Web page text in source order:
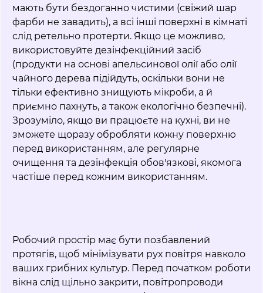
мають бути бездоганно чистими (свіжий шар
фарби не завадить), а всі інші поверхні в кімнаті
слід ретельно протерти. Якщо це можливо,
використовуйте дезінфекційний засіб
(продукти на основі апельсинової олії або олії
чайного дерева підійдуть, оскільки вони не
тільки ефективно знищують мікроби, а й
приємно пахнуть, а також екологічно безпечні).
Зрозуміло, якщо ви працюєте на кухні, ви не
зможете щоразу обробляти кожну поверхню
перед використанням, але регулярне
очищення та дезінфекція обов'язкові, якомога
частіше перед кожним використанням.
Робочий простір має бути позбавлений
протягів, щоб мінімізувати рух повітря навколо
ваших грибних культур. Перед початком роботи
вікна слід щільно закрити, повітропроводи